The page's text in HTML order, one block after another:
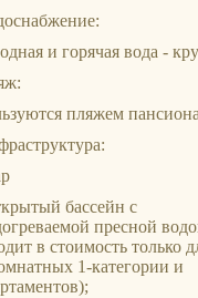
и горячая вода -
пляжем
бассейн с
пресной
в стоимость только
1-категории и